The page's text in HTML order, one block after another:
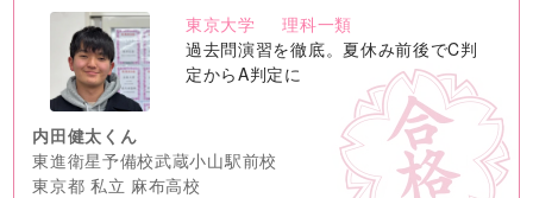
no
image
東京大学
理科一類
過去問演習を徹底。夏休み前後でC判
定からA判定に
内田健太くん
東進衛星予備校武蔵小山駅前校
東京都 私立 麻布高校